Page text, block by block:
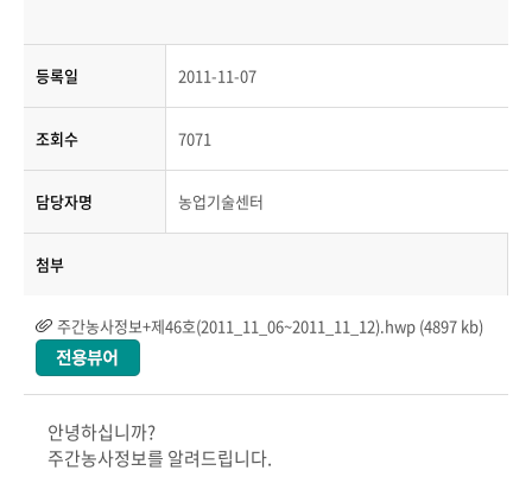
등록일 2011-11-07
조회수 7071
담당자명 농업기술센터
첨부
주간농사정보+제46호(2011_11_06~2011_11_12).hwp (4897 kb)
안녕하십니까?
주간농사정보를 알려드립니다.